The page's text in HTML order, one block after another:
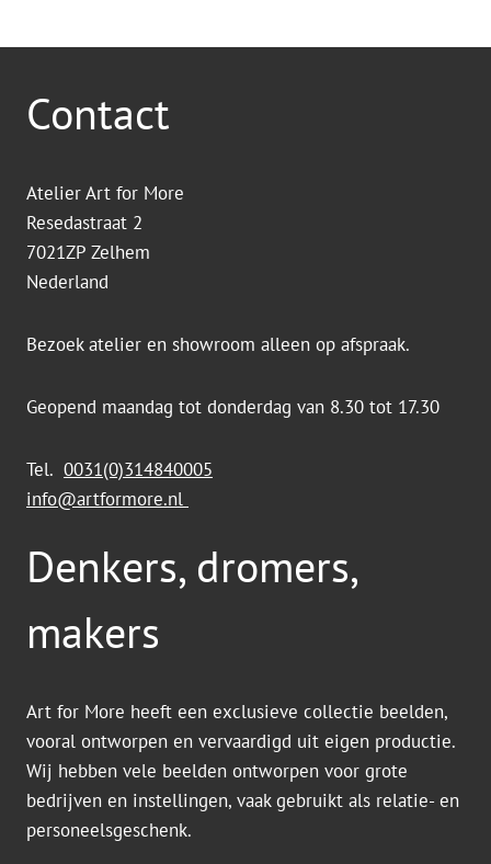
Contact
Atelier Art for More
Resedastraat 2
7021ZP Zelhem
Nederland
Bezoek atelier en showroom alleen op afspraak.
Geopend maandag tot donderdag van 8.30 tot 17.30
Tel. 0031(0)314840005
info@artformore.nl
Denkers, dromers,
makers
Art for More heeft een exclusieve collectie beelden,
vooral ontworpen en vervaardigd uit eigen productie.
Wij hebben vele beelden ontworpen voor grote
bedrijven en instellingen, vaak gebruikt als relatie- en
personeelsgeschenk.